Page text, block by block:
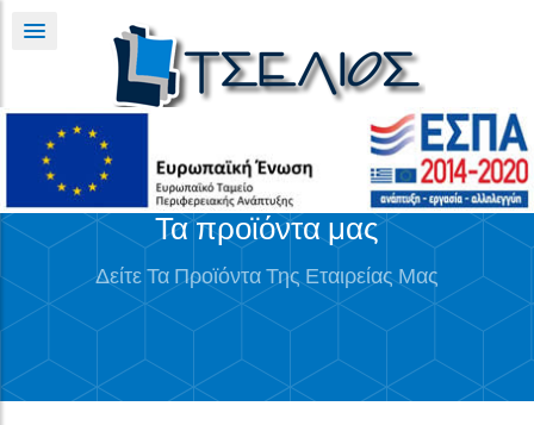
Τα προϊόντα μας
Δείτε Τα Προϊόντα Της Εταιρείας Μας